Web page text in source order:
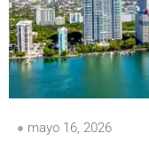
mayo 16, 2026